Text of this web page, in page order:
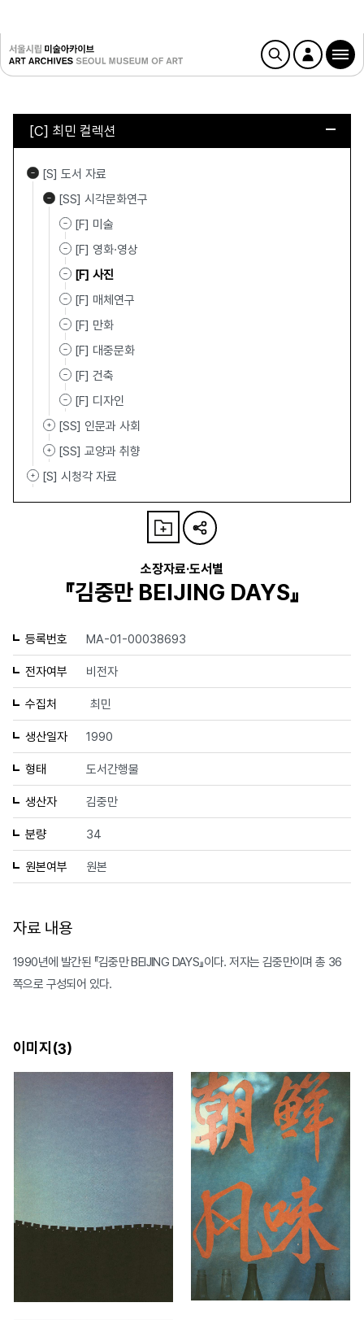
[C] 최민 컬렉션
[S] 도서 자료
[SS] 시각문화연구
[F] 미술
[F] 영화·영상
[F] 사진
[F] 매체연구
[F] 만화
[F] 대중문화
[F] 건축
[F] 디자인
[SS] 인문과 사회
[SS] 교양과 취향
[S] 시청각 자료
소장자료·도서별
『김중만 BEIJING DAYS』
등록번호 MA-01-00038693
전자여부 비전자
수집처 최민
생산일자 1990
형태 도서간행물
생산자 김중만
분량 34
원본여부 원본
자료 내용
1990년에 발간된 『김중만 BEIJING DAYS』이다. 저자는 김중만이며 총 36
쪽으로 구성되어 있다.
이미지(3)